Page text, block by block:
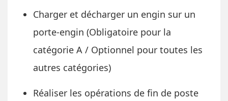
Charger et décharger un engin sur un
porte-engin (Obligatoire pour la
catégorie A / Optionnel pour toutes les
autres catégories)
Réaliser les opérations de fin de poste